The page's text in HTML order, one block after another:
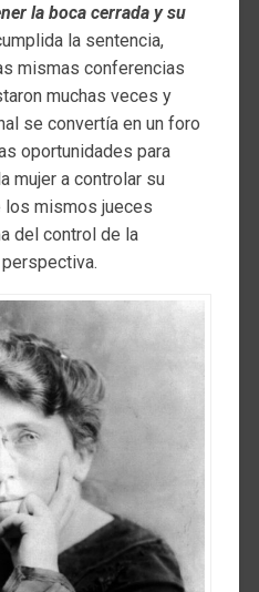
la boca cerrada y su
la sentencia,
mismas conferencias
muchas veces y
se convertía en un foro
oportunidades para
mujer a controlar su
los mismos jueces
del control de la